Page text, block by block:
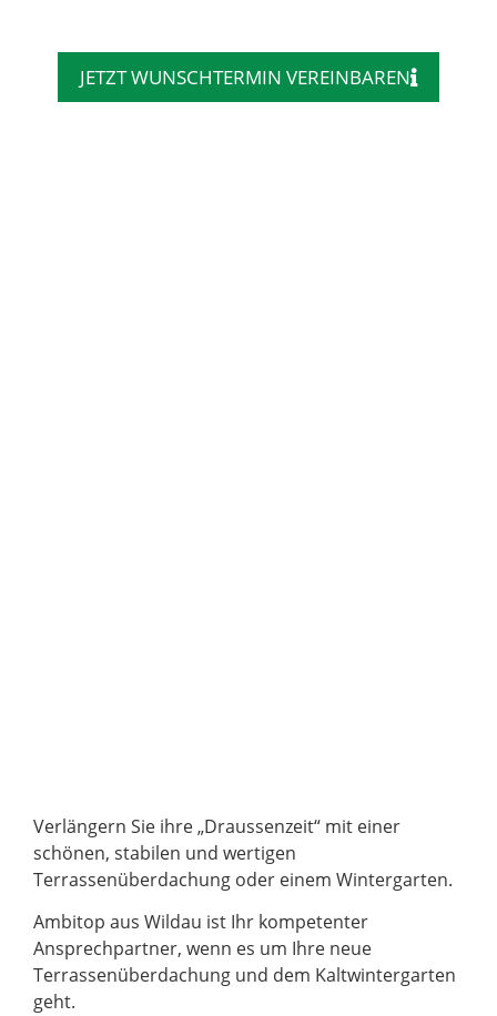
JETZT WUNSCHTERMIN VEREINBAREN
Verlängern Sie ihre „Draussenzeit“ mit einer
schönen, stabilen und wertigen
Terrassenüberdachung oder einem Wintergarten.
Ambitop aus Wildau ist Ihr kompetenter
Ansprechpartner, wenn es um Ihre neue
Terrassenüberdachung und dem Kaltwintergarten
geht.